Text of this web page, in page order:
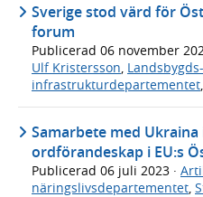
Sverige stod värd för
forum
Publicerad 06 november
Ulf Kristersson,
infrastrukturdepartementet,
Samarbete med
ordförandeskap i EU:s
Publicerad 06 juli 2023 ·
näringslivsdepartementet